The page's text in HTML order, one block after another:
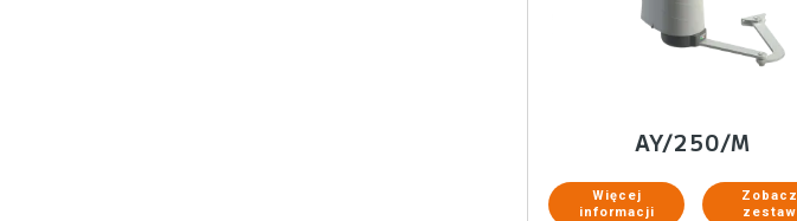
AY/250/M
Więcej
informacji
Zobacz
zestaw